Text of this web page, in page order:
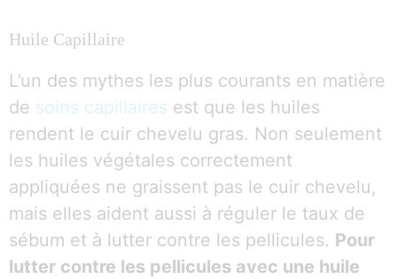
Huile Capillaire
L’un des mythes les plus courants en matière
de soins capillaires est que les huiles
rendent le cuir chevelu gras. Non seulement
les huiles végétales correctement
appliquées ne graissent pas le cuir chevelu,
mais elles aident aussi à réguler le taux de
sébum et à lutter contre les pellicules. Pour
lutter contre les pellicules avec une huile